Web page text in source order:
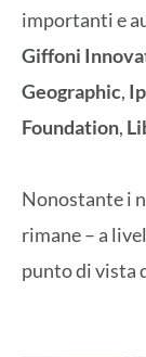
importanti e
Giffoni
Geographic,
Foundation,
Nonostante i
rimane – a
punto di vista